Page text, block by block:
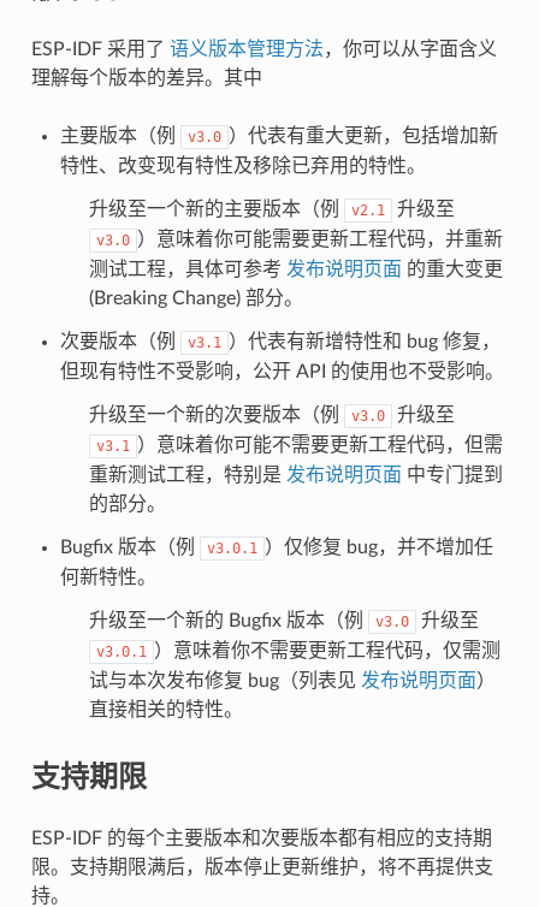
ESP-IDF 采用了 语义版本管理方法，你可以从字面含义
理解每个版本的差异。其中
主要版本（例 v3.0 ）代表有重大更新，包括增加新
特性、改变现有特性及移除已弃用的特性。
升级至一个新的主要版本（例 v2.1 升级至
v3.0 ）意味着你可能需要更新工程代码，并重新
测试工程，具体可参考 发布说明页面 的重大变更
(Breaking Change) 部分。
次要版本（例 v3.1 ）代表有新增特性和 bug 修复，
但现有特性不受影响，公开 API 的使用也不受影响。
升级至一个新的次要版本（例 v3.0 升级至
v3.1 ）意味着你可能不需要更新工程代码，但需
重新测试工程，特别是 发布说明页面 中专门提到
的部分。
Bugfix 版本（例 v3.0.1 ）仅修复 bug，并不增加任
何新特性。
升级至一个新的 Bugfix 版本（例 v3.0 升级至
v3.0.1 ）意味着你不需要更新工程代码，仅需测
试与本次发布修复 bug（列表见 发布说明页面）
直接相关的特性。
支持期限
ESP-IDF 的每个主要版本和次要版本都有相应的支持期
限。支持期限满后，版本停止更新维护，将不再提供支
持。